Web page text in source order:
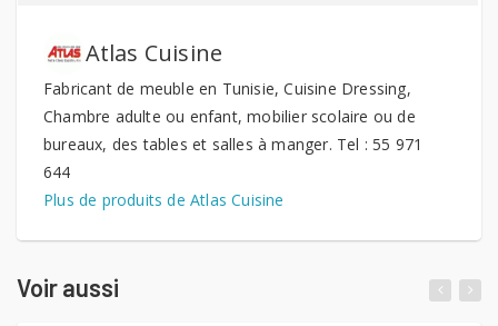
Atlas Cuisine
Fabricant de meuble en Tunisie, Cuisine Dressing,
Chambre adulte ou enfant, mobilier scolaire ou de
bureaux, des tables et salles à manger. Tel : 55 971
644
Plus de produits de Atlas Cuisine
Voir aussi